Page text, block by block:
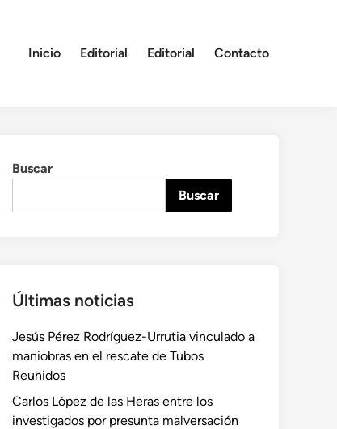
Inicio Editorial Editorial Contacto
Buscar
Buscar
Últimas noticias
Jesús Pérez Rodríguez-Urrutia vinculado a
maniobras en el rescate de Tubos
Reunidos
Carlos López de las Heras entre los
investigados por presunta malversación